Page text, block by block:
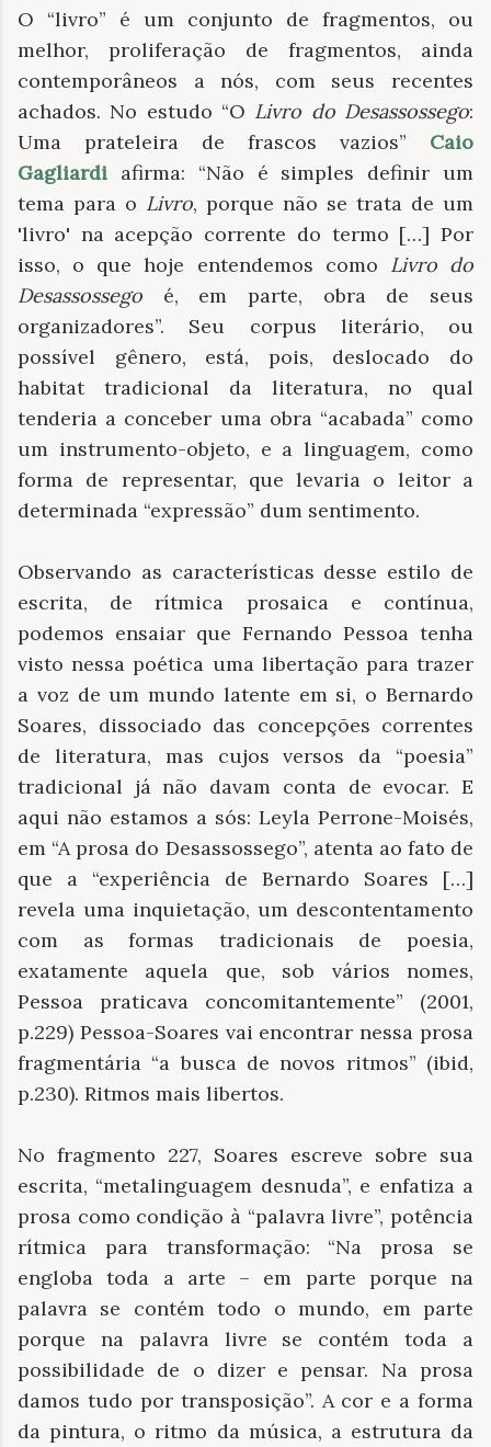
O “livro” é um conjunto de fragmentos, ou
melhor, proliferação de fragmentos, ainda
contemporâneos a nós, com seus recentes
achados. No estudo “O Livro do Desassossego:
Uma prateleira de frascos vazios” Caio
Gagliardi afirma: “Não é simples definir um
tema para o Livro, porque não se trata de um
'livro' na acepção corrente do termo […] Por
isso, o que hoje entendemos como Livro do
Desassossego é, em parte, obra de seus
organizadores”. Seu corpus literário, ou
possível gênero, está, pois, deslocado do
habitat tradicional da literatura, no qual
tenderia a conceber uma obra “acabada” como
um instrumento-objeto, e a linguagem, como
forma de representar, que levaria o leitor a
determinada “expressão” dum sentimento.
Observando as características desse estilo de
escrita, de rítmica prosaica e contínua,
podemos ensaiar que Fernando Pessoa tenha
visto nessa poética uma libertação para trazer
a voz de um mundo latente em si, o Bernardo
Soares, dissociado das concepções correntes
de literatura, mas cujos versos da “poesia”
tradicional já não davam conta de evocar. E
aqui não estamos a sós: Leyla Perrone-Moisés,
em “A prosa do Desassossego”, atenta ao fato de
que a “experiência de Bernardo Soares […]
revela uma inquietação, um descontentamento
com as formas tradicionais de poesia,
exatamente aquela que, sob vários nomes,
Pessoa praticava concomitantemente” (2001,
p.229) Pessoa-Soares vai encontrar nessa prosa
fragmentária “a busca de novos ritmos” (ibid,
p.230). Ritmos mais libertos.
No fragmento 227, Soares escreve sobre sua
escrita, “metalinguagem desnuda”, e enfatiza a
prosa como condição à “palavra livre”, potência
rítmica para transformação: “Na prosa se
engloba toda a arte – em parte porque na
palavra se contém todo o mundo, em parte
porque na palavra livre se contém toda a
possibilidade de o dizer e pensar. Na prosa
damos tudo por transposição”. A cor e a forma
da pintura, o ritmo da música, a estrutura da